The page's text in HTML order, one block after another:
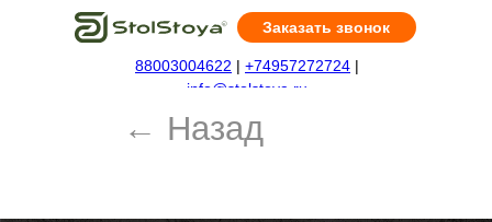
88003004622 | +74957272724 |
info@stolstoya.ru
Заказать звонок
← Назад